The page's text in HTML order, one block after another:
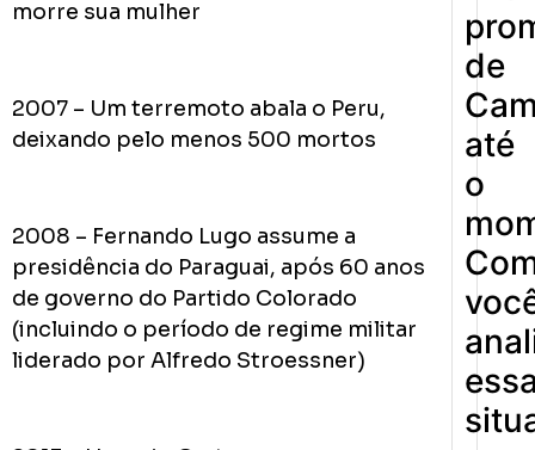
morre sua mulher
2007 – Um terremoto abala o Peru,
deixando pelo menos 500 mortos
2008 – Fernando Lugo assume a
presidência do Paraguai, após 60 anos
de governo do Partido Colorado
(incluindo o período de regime militar
liderado por Alfredo Stroessner)
de
até
o